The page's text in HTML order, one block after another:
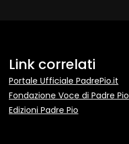
Link correlati
Portale Ufficiale PadrePio.it
Fondazione Voce di Padre Pio
Edizioni Padre Pio